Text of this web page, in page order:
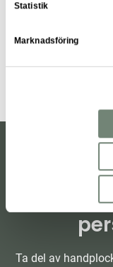
Statistik
Marknadsföring
chef
Ta del av